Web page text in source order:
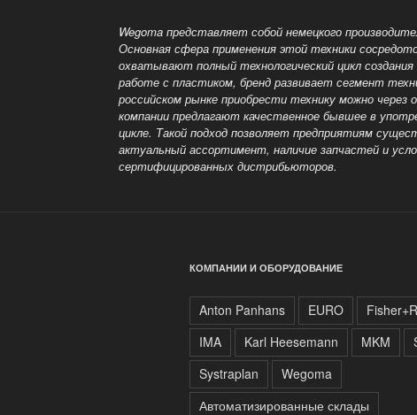
Wegoma представляет собой немецкого
Основная сфера применения этой техники
охватывают полный технологический цикл
работе с пластиком, бренд развивает сегмент
российском рынке приобрести технику можно
компании предлагают качественное бывшее в
цикле. Такой подход позволяет предприятиям
актуальный ассортимент, наличие запчастей и
сертифицированных дистрибьюторов.
КОМПАНИИ И ОБОРУДОВАНИЕ
Anton Panhans EURO
IMA
Karl Heesemann MKM
Systraplan
Wegoma
Автоматизированные склады